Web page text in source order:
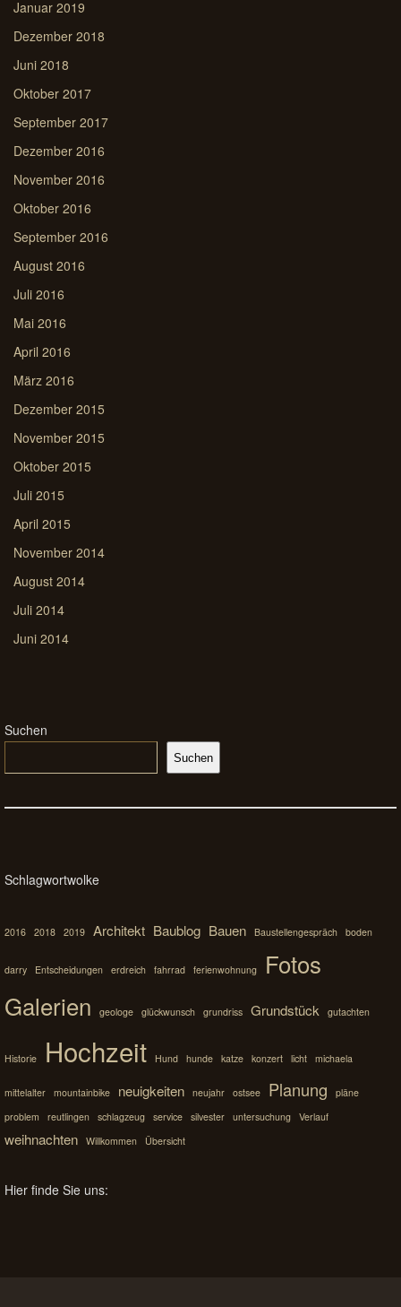
Januar 2019
Dezember 2018
Juni 2018
Oktober 2017
September 2017
Dezember 2016
November 2016
Oktober 2016
September 2016
August 2016
Juli 2016
Mai 2016
April 2016
März 2016
Dezember 2015
November 2015
Oktober 2015
Juli 2015
April 2015
November 2014
August 2014
Juli 2014
Juni 2014
Suchen
Suchen
Schlagwortwolke
2016 2018 2019 Architekt Baublog Bauen Baustellengespräch boden
darry Entscheidungen erdreich fahrrad ferienwohnung
Fotos
Galerien
geologe glückwunsch grundriss Grundstück gutachten
Historie Hochzeit Hund hunde katze konzert licht michaela
mittelalter mountainbike neuigkeiten neujahr ostsee Planung
pläne
problem
reutlingen schlagzeug service silvester untersuchung Verlauf
weihnachten Willkommen Übersicht
Hier finde Sie uns: